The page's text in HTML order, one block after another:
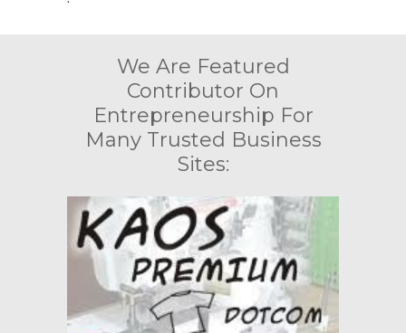
We Are Featured
Contributor On
Entrepreneurship For
Many Trusted Business
Sites: